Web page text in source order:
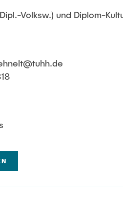
Volksw.) und Diplom-